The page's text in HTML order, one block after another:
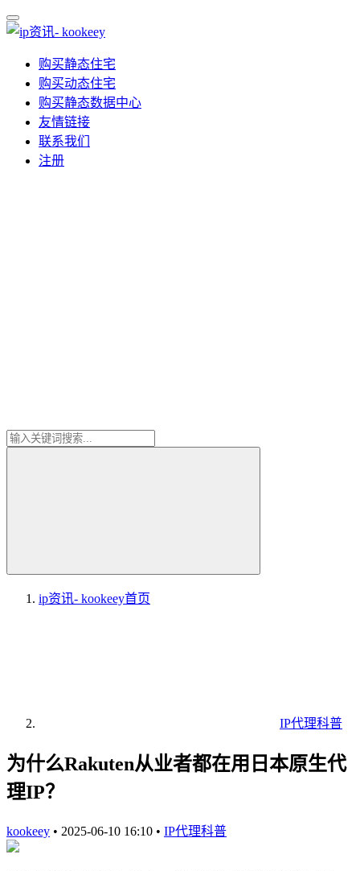
购买静态住宅
购买动态住宅
购买静态数据中心
友情链接
联系我们
注册
ip资讯- kookeey首页
IP代理科普
为什么Rakuten从业者都在用日本原生代
理IP？
kookeey • 2025-06-10 16:10 • IP代理科普